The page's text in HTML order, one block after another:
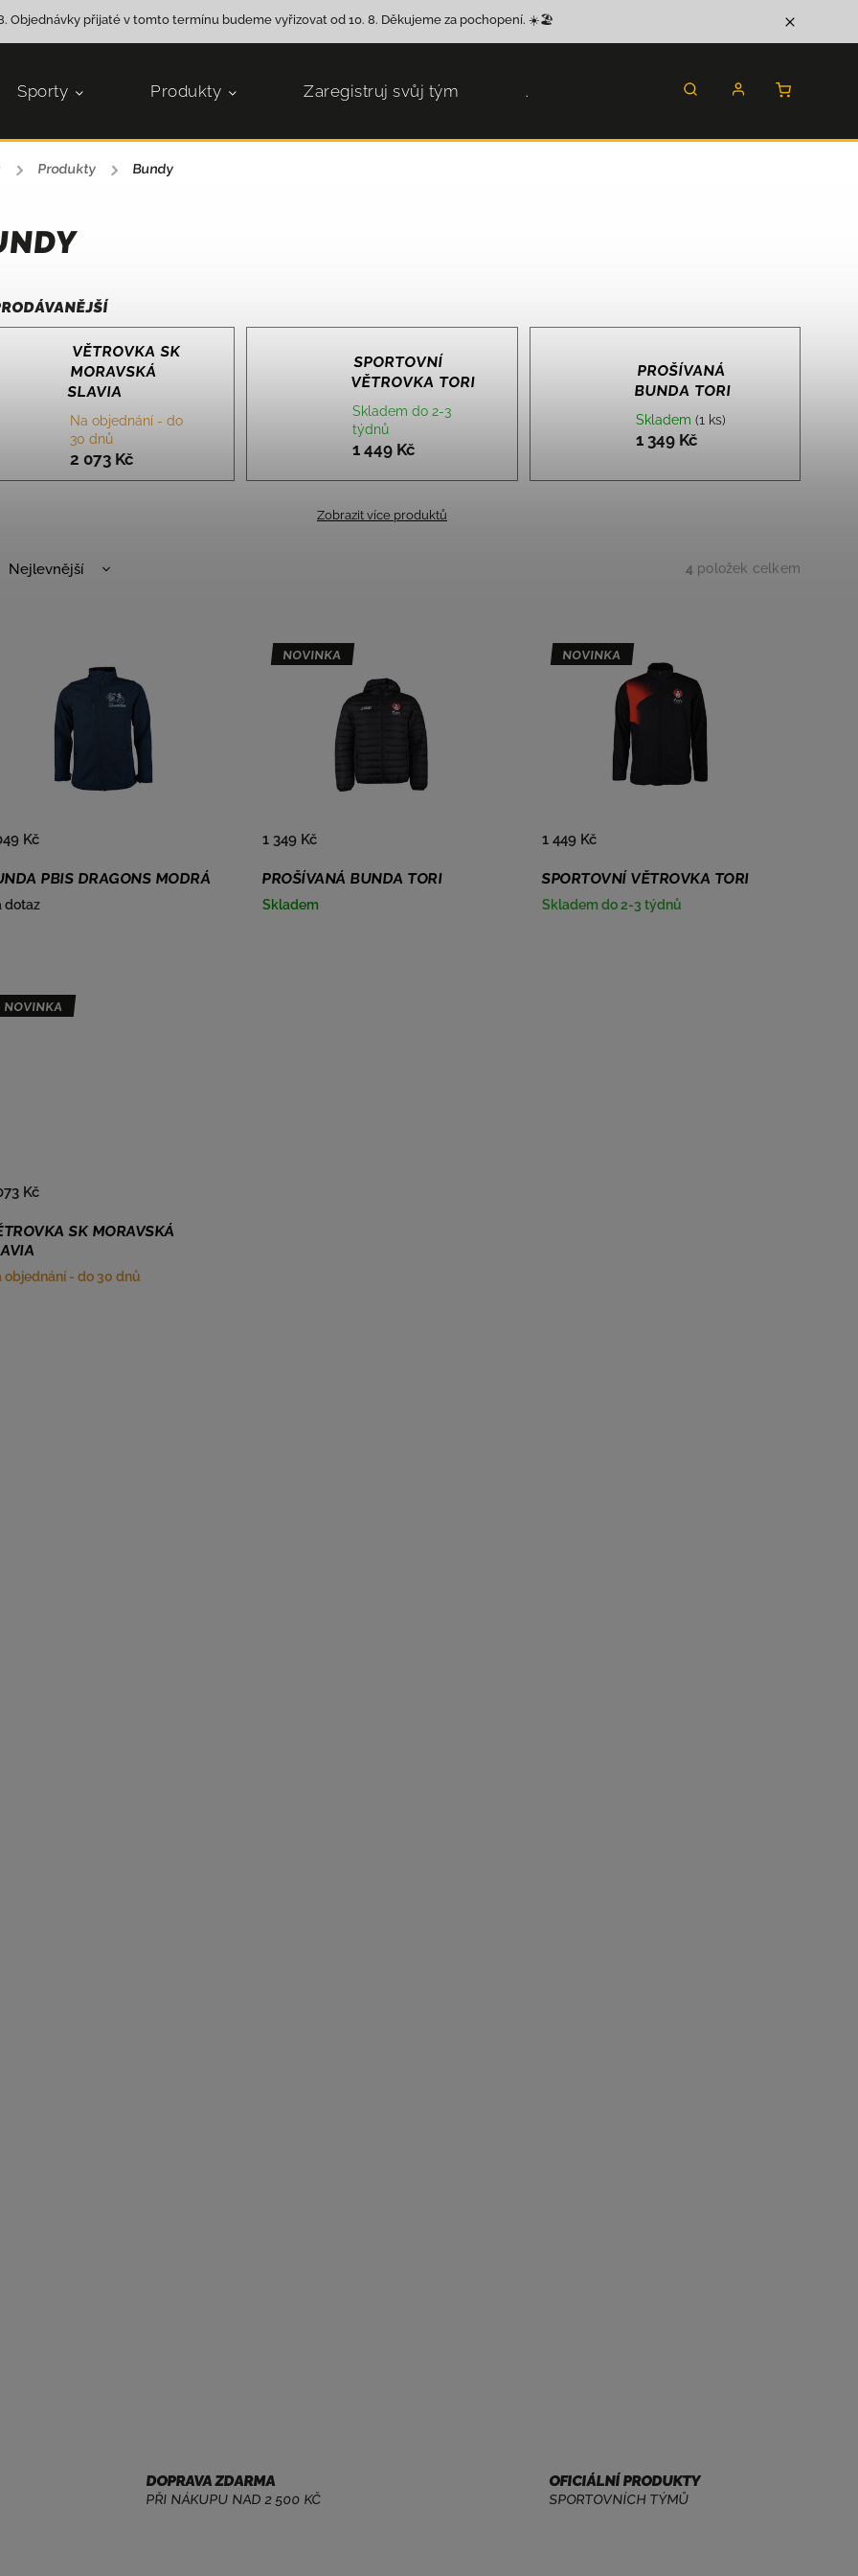
Objednávky přijaté v tomto termínu budeme vyřizovat od 10. 8. Děkujeme za pochopení. ☀️🏖️
Sporty Produkty Zaregistruj svůj tým Jak nakoupit
/ Produkty / Bundy
VĚTROVKA SK
MORAVSKÁ
SLAVIA
Na objednání - do
30 dnů
2 073 Kč
SPORTOVNÍ
VĚTROVKA TORI
Skladem do 2-3
týdnů
1 449 Kč
PROŠÍVANÁ
BUNDA TORI
Skladem (1 ks)
1 349 Kč
Zobrazit více produktů
Nejlevnější
4 položek celkem
PBIS DRAGONS MODRÁ
dotaz
Kč
NOVINKA
PROŠÍVANÁ BUNDA TORI
Skladem
1 349 Kč
NOVINKA
SPORTOVNÍ VĚTROVKA TORI
Skladem do 2-3 týdnů
1 449 Kč
NOVINKA
SK MORAVSKÁ
objednání - do 30 dnů
Kč
DOPRAVA ZDARMA
PŘI NÁKUPU NAD 2 500 KČ
OFICIÁLNÍ PRODUKTY
SPORTOVNÍCH TÝMŮ